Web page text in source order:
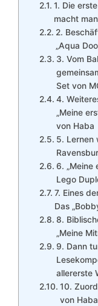
1. Die
macht
2.
„Aqua
3. Vom
Set von
4.
„Meine
von Haba
5. Lernen
6. „Meine
Lego
7. Eines
Das
8.
„Meine
9. Dann
allererste
10.
von Haba